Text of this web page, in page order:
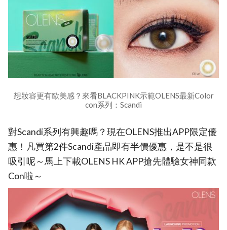
想妝容更有歐美感？來看BLACKPINK示範OLENS最新Color
con系列：Scandi
對Scandi系列有興趣嗎？現在OLENS推出APP限定優
惠！凡買第2件Scandi產品即有半價優惠，是不是很
吸引呢～馬上下載OLENS HK APP搶先體驗女神同款
Con啦～